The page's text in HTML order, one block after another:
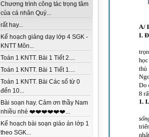
Chương trình công tác trọng tâm
của cá nhân Quý...
rất hay...
Kế hoạch giảng dạy lớp 4 SGK -
KNTT Môn...
Toán 1 KNTT. Bài 1 Tiết 2....
Toán 1 KNTT. Bài 1 Tiết 1....
Toán 1 KNTT. Bài Các số từ 0
đến 10...
Bài soạn hay. Cảm ơn thầy Nam
nhiều nhé ❤️❤️❤️❤️❤️❤️...
Kế hoạch bài soạn giáo án lớp 1
theo SGK...